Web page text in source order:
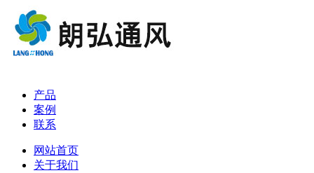
产品
案例
联系
网站首页
关于我们